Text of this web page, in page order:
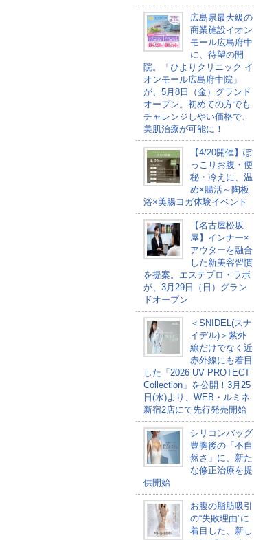
広島県最大級の
商業施設イオン
モール広島府中
に、待望の開
院。「ひよりクリニック イ
オンモール広島府中院」
が、5月8日（金）グランド
オープン。初めての方でも
チャレンジしやい価格で、
美肌治療が可能に！
【4/20開催】ぽ
っこりお腹・便
秘・冷えに、温
め×腸活～陶板
浴×美腸ヨガ体験イベント
【名古屋松坂
屋】インナー×
アウターを融合
した新美容習慣
を提案。エステプロ・ラボ
が、3月29日（日）グラン
ドオープン
＜SNIDEL(スナ
イデル)＞紫外
線だけでなく近
赤外線にも着目
した「2026 UV PROTECT
Collection」を公開！3月25
日(水)より、WEB・ルミネ
新宿2店にて先行発売開始
シリコンバッグ
豊胸後の「不自
然さ」に、新た
な修正治療を提
供開始
お腹の脂肪吸引
の“失敗理由”に
着目した、新し